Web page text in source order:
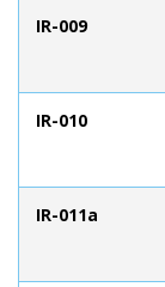
IR-009
IR-010
IR-011a